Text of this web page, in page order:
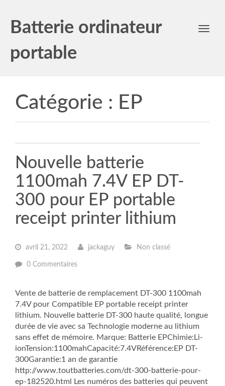
Batterie ordinateur
portable
Toggle
Catégorie : EP
Nouvelle batterie
1100mah 7.4V EP DT-
300 pour EP portable
receipt printer lithium
avril 21, 2022 jackaguy Non classé
0 Commentaires
Vente de batterie de remplacement DT-300 1100mah
7.4V pour Compatible EP portable receipt printer
lithium. Nouvelle batterie DT-300 haute qualité, longue
durée de vie avec sa Technologie moderne au lithium
sans effet de mémoire. Marque: Batterie EPChimie:Li-
ionTension:1100mahCapacité:7.4VRéférence:EP DT-
300Garantie:1 an de garantie
http://www.toutbatteries.com/dt-300-batterie-pour-
ep-182520.html Les numéros des batteries qui peuvent